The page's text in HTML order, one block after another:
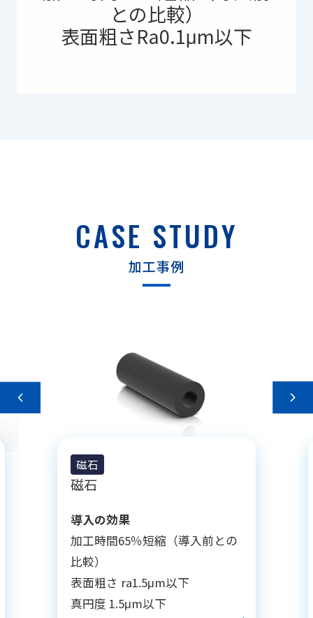
との比較）
表面粗さRa0.1μm以下
CASE STUDY
加工事例
磁石
磁石
導入の効果
加工時間65％短縮（導入前との
比較）
表面粗さ ra1.5μm以下
真円度 1.5μm以下